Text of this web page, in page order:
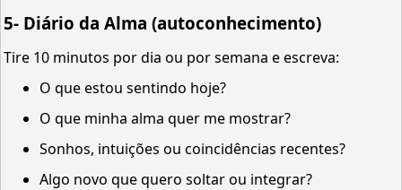
5- Diário da Alma (autoconhecimento)
Tire 10 minutos por dia ou por semana e escreva:
O que estou sentindo hoje?
O que minha alma quer me mostrar?
Sonhos, intuições ou coincidências recentes?
Algo novo que quero soltar ou integrar?